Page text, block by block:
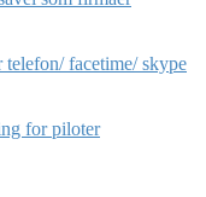
facetime/ skype
for piloter